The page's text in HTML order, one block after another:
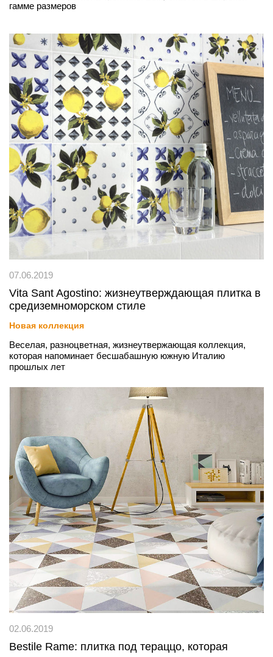
гамме размеров
07.06.2019
Vita Sant Agostino: жизнеутверждающая плитка в
средиземноморском стиле
Новая коллекция
Веселая, разноцветная, жизнеутвержающая коллекция,
которая напоминает бесшабашную южную Италию
прошлых лет
02.06.2019
Bestile Rame: плитка под тераццо, которая